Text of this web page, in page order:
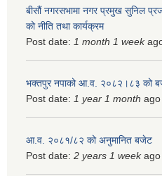
बीसौं नगरसभामा नगर प्रमुख सुनिल
को नीति तथा कार्यक्रम
Post date: 1 month 1 week
भक्तपुर नपाको आ.व. २०८२।८३ को
Post date: 1 year 1 month ago
आ.व. २०८१/८२ को अनुमानित बजेट
Post date: 2 years 1 weekago